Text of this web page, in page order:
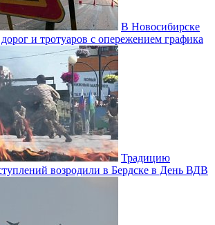
В Новосибирске
и тротуаров с опережением графика
Традицию
возродили в Бердске в День ВДВ